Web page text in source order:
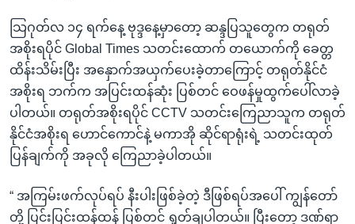
သြဂုတ်လ ၁၄ ရက်နေ့ ဗုဒ္ဒနေ့မှာတော့ ဆန္ဒပြသူတွေက တရုတ်
အစိုးရပိုင် Global Times သတင်းထောက် တယောက်ကို ခေတ္တ
ထိန်းသိမ်းပြီး အနှောက်အယှက်ပေးခဲ့တာကြောင့် တရုတ်နိုင်ငံ
အစိုးရ ဘက်က အပြင်းထန်ဆုံး ပြစ်တင် ဝေဖန်မှုထွက်ပေါ်လာခဲ့
ပါတယ်။ တရုတ်အစိုးရပိုင် CCTV သတင်းကြေညာသူက တရုတ်
နိုင်ငံအစိုးရ ဟောင်ကောင်နဲ့ မကာအို ဆိုင်ရာရုံးရဲ့ သတင်းထုတ်
ပြန်ချက်ကို အခုလို ကြေညာခဲ့ပါတယ်။
“ အကြမ်းဖက်လုပ်ရပ် နီးပါးဖြစ်ခဲ့တဲ့ ဒီဖြစ်ရပ်အပေါ် ကျွန်တော်
တို့ ပြင်းပြင်းထန်ထန် ပြစ်တင် ရှုတ်ချပါတယ်။ ပြီးတော့ ဒဏ်ရာ